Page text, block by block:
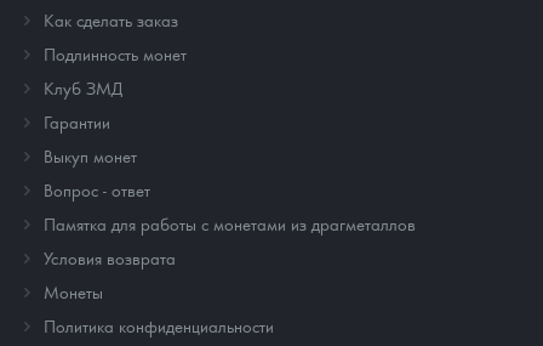
Как сделать заказ
Подлинность монет
Клуб ЗМД
Гарантии
Выкуп монет
Вопрос - ответ
Памятка для работы с монетами из драгметаллов
Условия возврата
Монеты
Политика конфиденциальности